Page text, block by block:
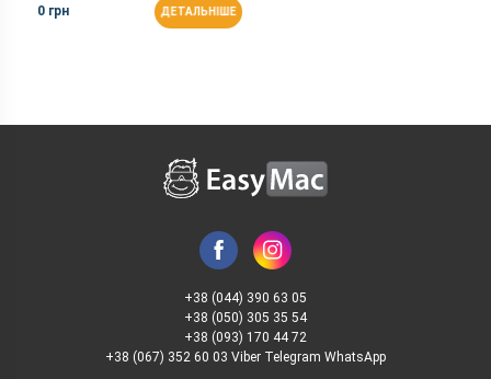
0 грн ДЕТАЛЬНІШЕ
+38 (044) 390 63 05
+38 (050) 305 35 54
+38 (093) 170 44 72
+38 (067) 352 60 03 Viber Telegram WhatsApp